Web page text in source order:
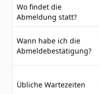
Wo findet die
Abmeldung statt?
Wann habe ich die
Abmeldebestätigung?
Übliche Wartezeiten